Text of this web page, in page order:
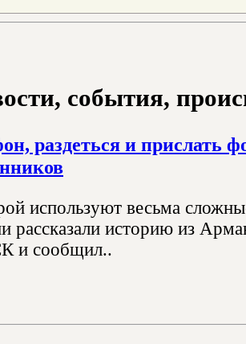
события,
раздеться и прислать
используют весьма
рассказали историю из
и сообщил..